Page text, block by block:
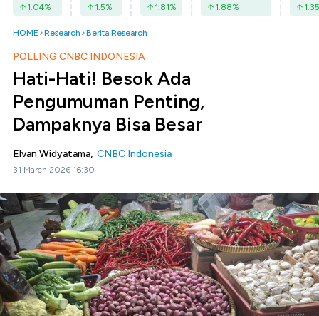
1.04% 1.5% 1.81% 1.88% 1.35
HOME Research Berita Research
POLLING CNBC INDONESIA
Hati-Hati! Besok Ada
Pengumuman Penting,
Dampaknya Bisa Besar
Elvan Widyatama, CNBC Indonesia
31 March 2026 16:30